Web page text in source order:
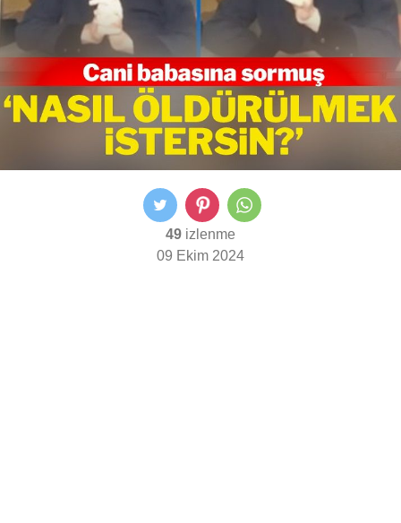
49 izlenme
09 Ekim 2024